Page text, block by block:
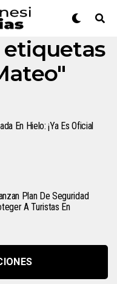
En Hielo: ¡ya Es Oficial
Plan De Seguridad
A Turistas En